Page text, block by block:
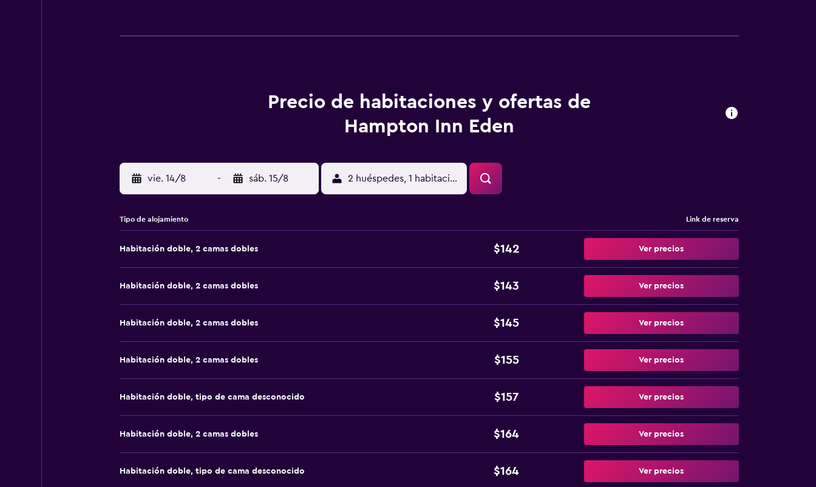
Precio de habitaciones y ofertas de
Hampton Inn Eden
vie. 14/8 - sáb. 15/8 2 huéspedes, 1 habitación
Tipo de alojamiento Link de reserva
Habitación doble, 2 camas dobles $142 Ver precios
Habitación doble, 2 camas dobles $143 Ver precios
Habitación doble, 2 camas dobles $145 Ver precios
Habitación doble, 2 camas dobles $155 Ver precios
Habitación doble, tipo de cama desconocido $157 Ver precios
Habitación doble, 2 camas dobles $164 Ver precios
Habitación doble, tipo de cama desconocido $164 Ver precios